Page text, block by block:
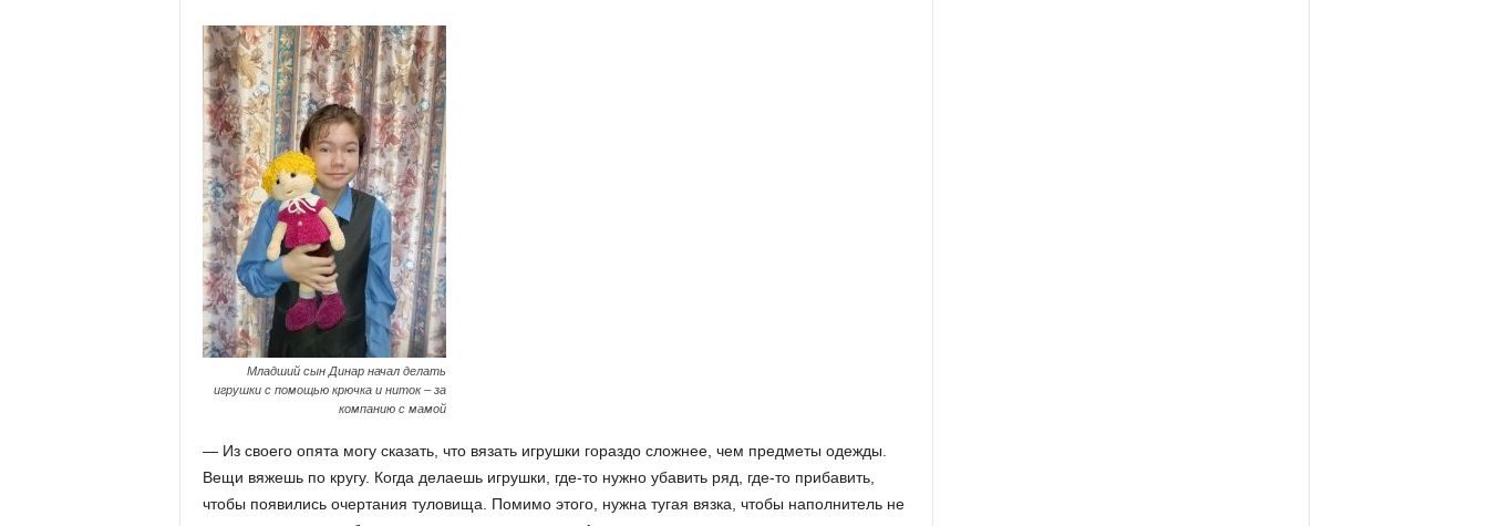
Младший сын Динар начал делать
игрушки с помощью крючка и ниток – за
компанию с мамой
— Из своего опята могу сказать, что вязать игрушки гораздо сложнее, чем предметы одежды.
Вещи вяжешь по кругу. Когда делаешь игрушки, где-то нужно убавить ряд, где-то прибавить,
чтобы появились очертания туловища. Помимо этого, нужна тугая вязка, чтобы наполнитель не